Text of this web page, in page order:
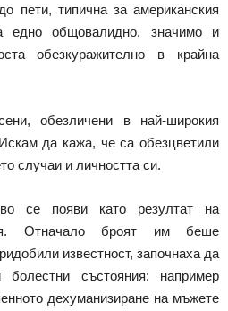
пети, типична за американския
едно общовалидно, значимо и
обезкуражително в крайна
обезличени в най-широкия
да кажа, че са обезцветили
случаи и личността си.
се появи като резултат на
Отначало броят им беше
известност, започнаха да
болестни състояния: например
дехуманизиране на мъжете